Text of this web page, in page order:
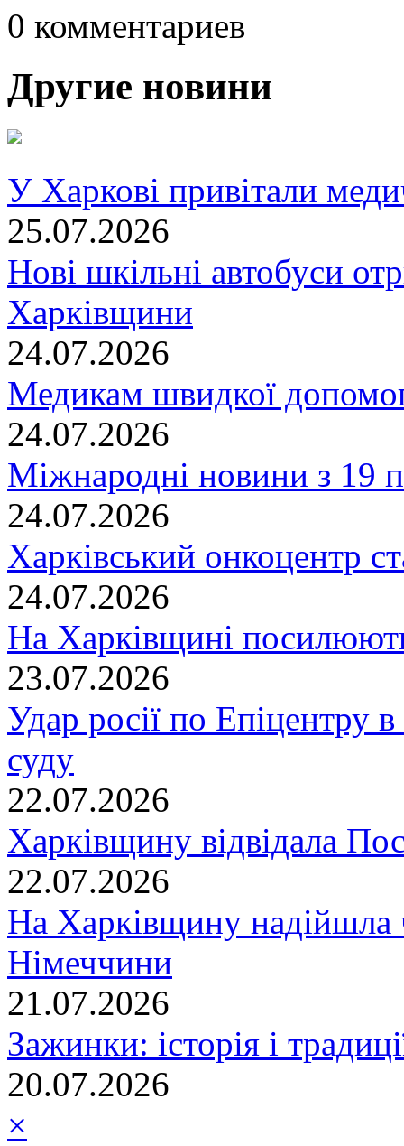
0 комментариев
Другие новини
У Харкові привітали
25.07.2026
Нові шкільні автобуси
Харківщини
24.07.2026
Медикам швидкої
24.07.2026
Міжнародні новини з 19
24.07.2026
Харківський онкоцентр
24.07.2026
На Харківщині
23.07.2026
Удар росії по Епіцентру
суду
22.07.2026
Харківщину відвідала
22.07.2026
На Харківщину надійшла
Німеччини
21.07.2026
Зажинки: історія і
20.07.2026
×